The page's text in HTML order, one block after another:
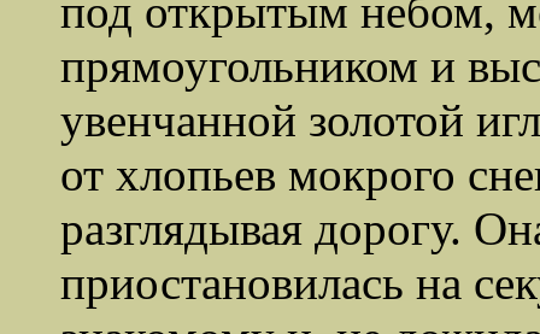
под открытым небом,
прямоугольником и
увенчанной золотой
от хлопьев мокрого
разглядывая дорогу.
приостановилась на